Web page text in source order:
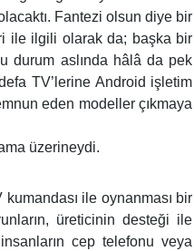
Fantezi olsun diye bir
ile ilgili olarak da; başka bir
durum aslında hâlâ da pek
TV’lerine Android işletim
eden modeller çıkmaya
üzerineydi.
ile oynanması bir
üreticinin desteği ile
cep telefonu veya